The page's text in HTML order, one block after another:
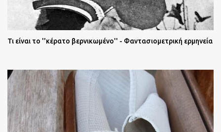
Τι είναι το ''κέρατο βερνικωμένο'' - Φαντασιομετρική ερμηνεία